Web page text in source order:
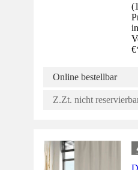
(
€
Online bestellbar
Z.Zt. nicht